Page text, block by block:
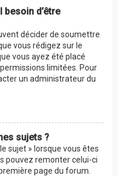
d’être
décider de soumettre
vous rédigez sur le
vous ayez été placé
limitées. Pour
un administrateur du
sujets ?
sujet » lorsque vous êtes
pouvez remonter celui-ci
page du forum.